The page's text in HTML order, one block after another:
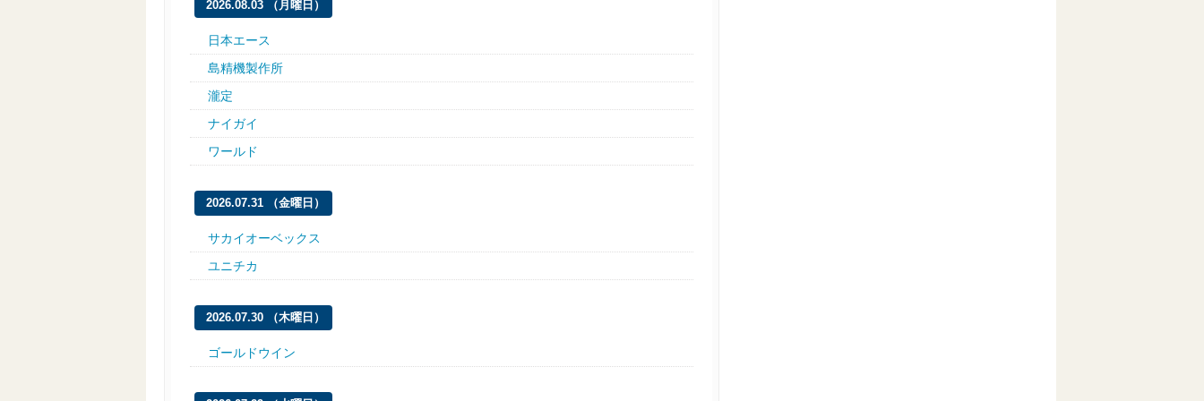
2026.08.03 （月曜日）
日本エース
島精機製作所
瀧定
ナイガイ
ワールド
2026.07.31 （金曜日）
サカイオーベックス
ユニチカ
2026.07.30 （木曜日）
ゴールドウイン